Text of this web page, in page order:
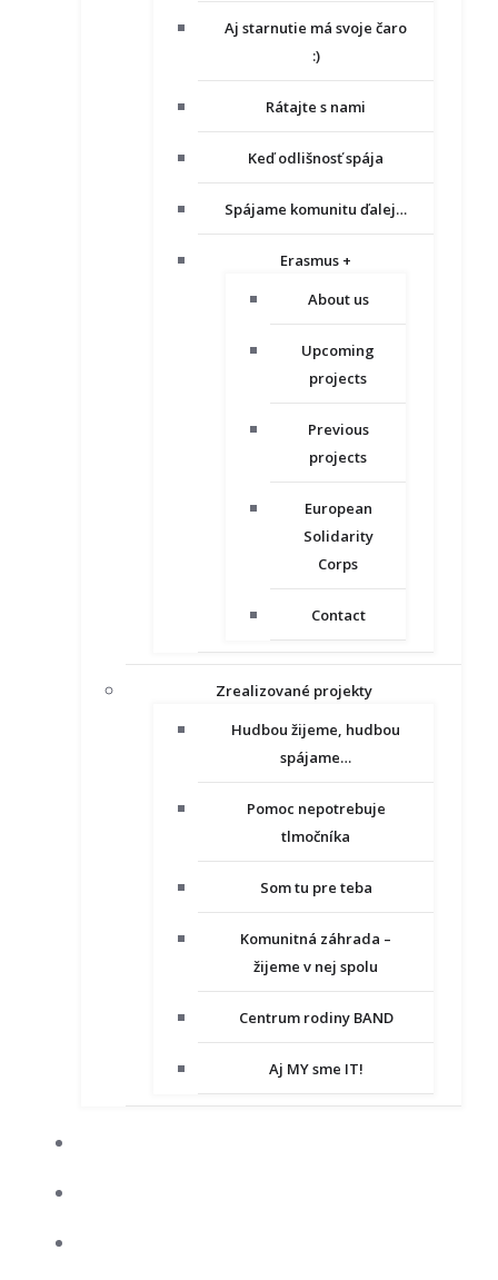
Aj starnutie má svoje čaro
:)
Rátajte s nami
Keď odlišnosť spája
Spájame komunitu ďalej…
Erasmus +
About us
Upcoming
projects
Previous
projects
European
Solidarity
Corps
Contact
Zrealizované projekty
Hudbou žijeme, hudbou
spájame…
Pomoc nepotrebuje
tlmočníka
Som tu pre teba
Komunitná záhrada –
žijeme v nej spolu
Centrum rodiny BAND
Aj MY sme IT!